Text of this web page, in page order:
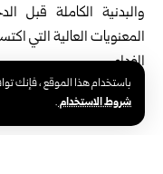
باستخدام هذا الموقع ، فإنك
شروط الاستخدام.
المعنويات العالية التي
الفداء.
وكانت مباراة الذهاب
بنتيجة (93-84) نقطة.